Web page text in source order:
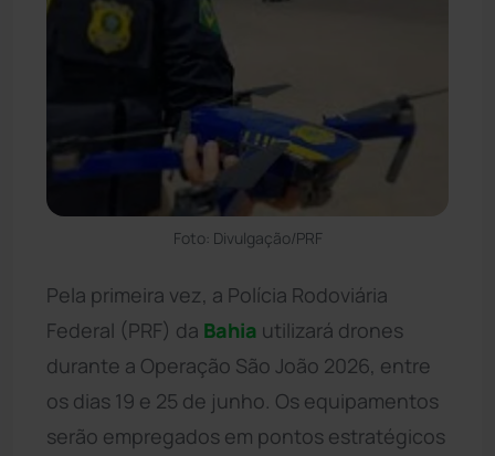
Foto: Divulgação/PRF
Pela primeira vez, a Polícia Rodoviária
Federal (PRF) da Bahia utilizará drones
durante a Operação São João 2026, entre
os dias 19 e 25 de junho. Os equipamentos
serão empregados em pontos estratégicos